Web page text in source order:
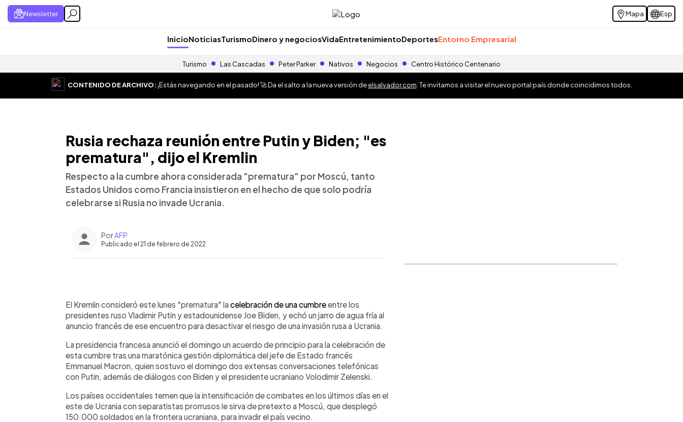
Newsletter Mapa Esp
InicioNoticiasTurismoDinero y negociosVidaEntretenimientoDeportesEntorno Empresarial
Turismo Las Cascadas Peter Parker Nativos Negocios Centro Histórico Centenario
CONTENIDO DE ARCHIVO:¡Estás navegando en el pasado! 🚀 Da el salto a la nueva versión deelsalvador.com . Te invitamos a visitar el nuevo portal país donde coincidimos todos.
Rusia rechaza reunión entre Putin y Biden; "es
prematura", dijo el Kremlin
Respecto a la cumbre ahora considerada "prematura" por Moscú, tanto
Estados Unidos como Francia insistieron en el hecho de que solo podría
celebrarse si Rusia no invade Ucrania.
PorAFP
Publicado el 21 de febrero de 2022
Escuchar artículo
El Kremlin consideró este lunes "prematura" lacelebración de una cumbreentre los
presidentes ruso Vladimir Putin y estadounidense Joe Biden, y echó un jarro de agua fría al
anuncio francés de ese encuentro para desactivar el riesgo de una invasión rusa a Ucrania.
La presidencia francesa anunció el domingo un acuerdo de principio para la celebración de
esta cumbre tras una maratónica gestión diplomática del jefe de Estado francés
Emmanuel Macron, quien sostuvo el domingo dos extensas conversaciones telefónicas
con Putin, además de diálogos con Biden y el presidente ucraniano Volodimir Zelenski.
Los países occidentales temen que la intensificación de combates en los últimos días en el
este de Ucrania con separatistas prorrusos le sirva de pretexto a Moscú, que desplegó
150.000 soldados en la frontera ucraniana, para invadir el país vecino.